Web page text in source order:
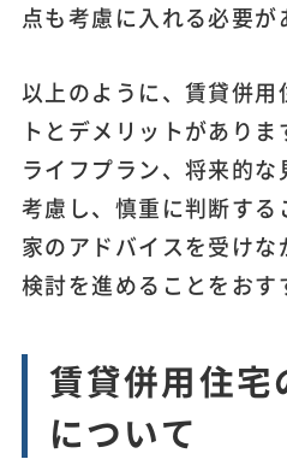
点も考慮に入れる必要が
以上のように、賃貸併
トとデメリットがあり
ライフプラン、将来的
考慮し、慎重に判断す
家のアドバイスを受け
検討を進めることをおす
賃貸併用住宅
について